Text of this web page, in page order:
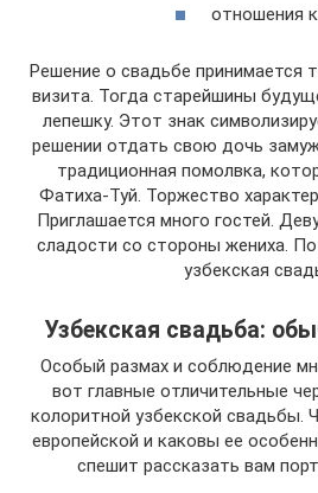
отношения
Решение о свадьбе принимается
визита. Тогда старейшины
лепешку. Этот знак
решении отдать свою дочь
традиционная помолвка,
Фатиха-Туй. Торжество
Приглашается много гостей.
сладости со стороны жениха.
узбекская
Узбекская свадьба:
Особый размах и соблюдение
вот главные отличительные
колоритной узбекской свадьбы.
европейской и каковы ее
спешит рассказать вам